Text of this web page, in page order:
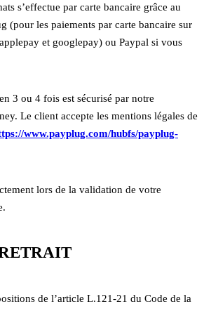
s’effectue par carte bancaire grâce au
(pour les paiements par carte bancaire sur
et googlepay) ou Paypal si vous
3 ou 4 fois est sécurisé par notre
Le client accepte les mentions légales de
www.payplug.com/hubfs/payplug-
lors de la validation de votre
de l’article L.121-21 du Code de la